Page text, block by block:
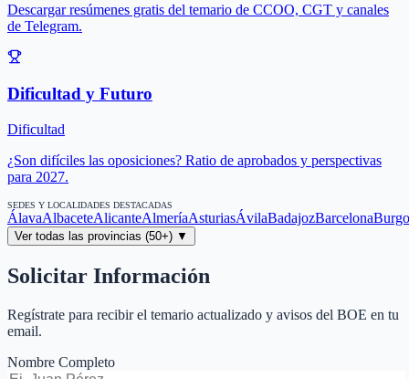
Descargar resúmenes gratis del temario de CCOO, CGT y canales
de Telegram.
Dificultad y Futuro
Dificultad
¿Son difíciles las oposiciones? Ratio de aprobados y perspectivas
para 2027.
SEDES Y LOCALIDADES DESTACADAS
ÁlavaAlbaceteAlicanteAlmeríaAsturiasÁvilaBadajozBarcelona
Ver todas las provincias (50+) ▼
Solicitar Información
Regístrate para recibir el temario actualizado y avisos del BOE en tu
email.
Nombre Completo